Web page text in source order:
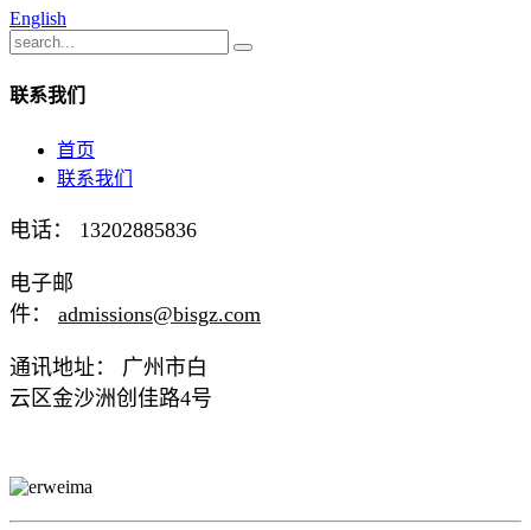
English
联系我们
首页
联系我们
电话： 13202885836
电子邮
件： admissions@bisgz.com
通讯地址： 广州市白
云区金沙洲创佳路4号